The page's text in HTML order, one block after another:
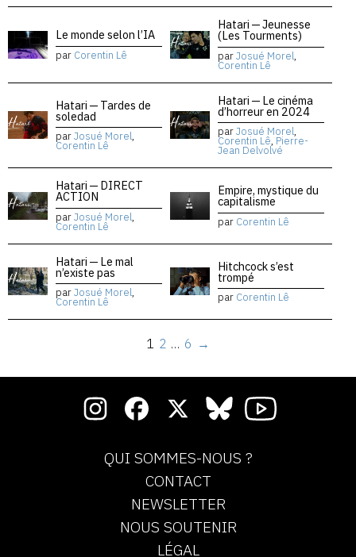
Le monde selon l’IA
par Corentin Lê
Hatari — Jeunesse
(Les Tourments)
parJosué Morel,
Corentin Lê
Hatari — Tardes de
soledad
parJosué Morel,
Corentin Lê
Hatari — Le cinéma
d’horreur en 2024
parJosué Morel,
Corentin Lê, Pierre-
Jean Delvolvé
Hatari — DIRECT
ACTION
parJosué Morel,
Corentin Lê
Empire, mystique du
capitalisme
par Corentin Lê
Hatari — Le mal
n’existe pas
parJosué Morel,
Corentin Lê
Hitchcock s’est
trompé
par Corentin Lê
1 2 … 6 →
QUI SOMMES-NOUS ?
CONTACT
NEWSLETTER
NOUS SOUTENIR
LÉGAL